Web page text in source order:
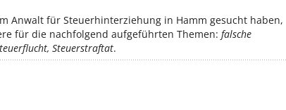
Anwalt für Steuerhinterziehung in Hamm gesucht haben,
für die nachfolgend aufgeführten Themen: falsche
Steuerstraftat.